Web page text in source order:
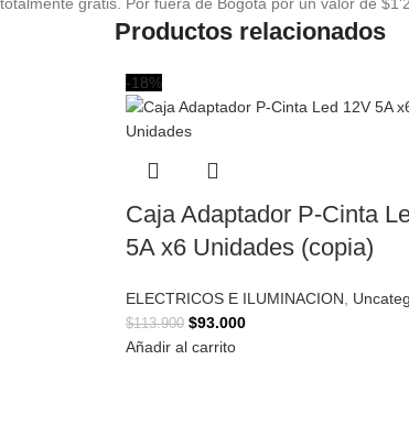
totalmente gratis. Por fuera de Bogotá por un valor de
Productos relacionados
-18%
Caja Adaptador P-Cinta
5A x6 Unidades (copia)
ELECTRICOS E ILUMINACION,
$113.900 $93.000
Añadir al carrito